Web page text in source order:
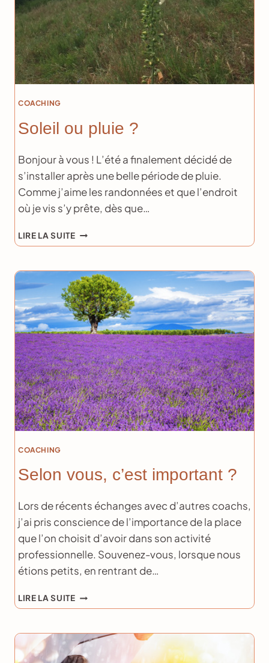
COACHING
Soleil ou pluie ?
Bonjour à vous ! L’été a finalement décidé de
s’installer après une belle période de pluie.
Comme j’aime les randonnées et que l’endroit
où je vis s’y prête, dès que…
LIRE LA SUITESOLEIL
OU
?
COACHING
Selon vous, c’est important ?
Lors de récents échanges avec d’autres coachs,
j’ai pris conscience de l’importance de la place
que l’on choisit d’avoir dans son activité
professionnelle. Souvenez-vous, lorsque nous
étions petits, en rentrant de…
LIRE LA SUITESELON
VOUS,
IMPORTANT
?